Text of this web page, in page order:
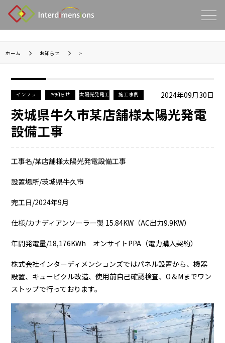
ホーム お知らせ >
インフラ お知らせ
太陽光発電工
施工事例 2024年09月30日
茨城県牛久市某店舗様太陽光発電
設備工事
工事名/某店舗様太陽光発電設備工事
設置場所/茨城県牛久市
完工日/2024年9月
仕様/カナディアンソーラー製 15.84KW（AC出力9.9KW）
年間発電量/18,176KWh オンサイトPPA（電力購入契約）
株式会社インターディメンションズではパネル設置から、機器
設置、キュービクル改造、使用前自己確認検査、O＆Mまでワン
ストップで行っております。